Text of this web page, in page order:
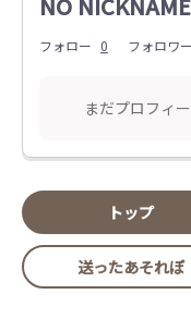
フォロー 0 フォロワー
まだプロフィ
トップ
送ったあそれぽ